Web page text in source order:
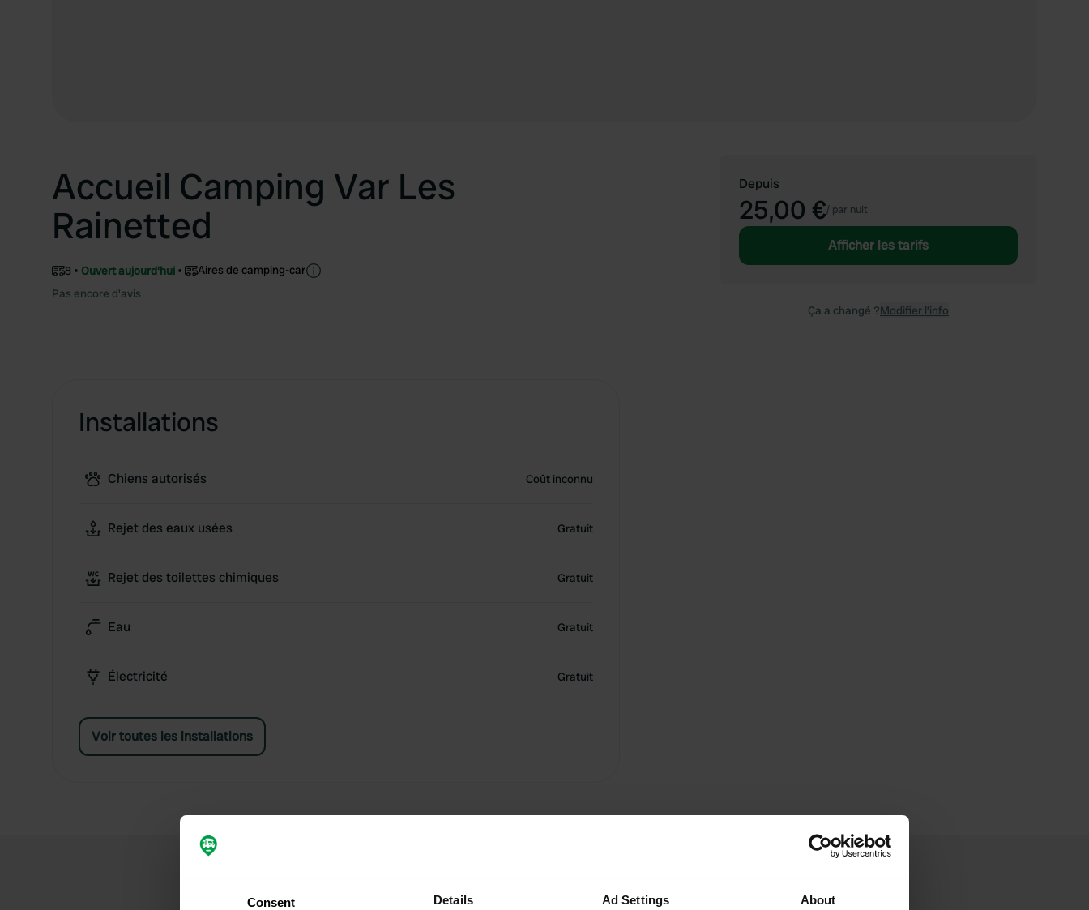
Consent Details Ad Settings About
Accueil Camping Var Les
Rainetted
8 Ouvert aujourd'hui
Aires de camping-car
Pas encore d'avis
Installations
Chiens autorisés Coût inconnu
Rejet des eaux usées Gratuit
Rejet des toilettes chimiques Gratuit
Eau Gratuit
Électricité Gratuit
Voir toutes les installations
Depuis
25,00 €/ par nuit
Afficher les tarifs
Ça a changé ?Modifier l’info